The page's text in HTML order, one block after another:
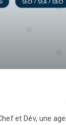
et Dév, une